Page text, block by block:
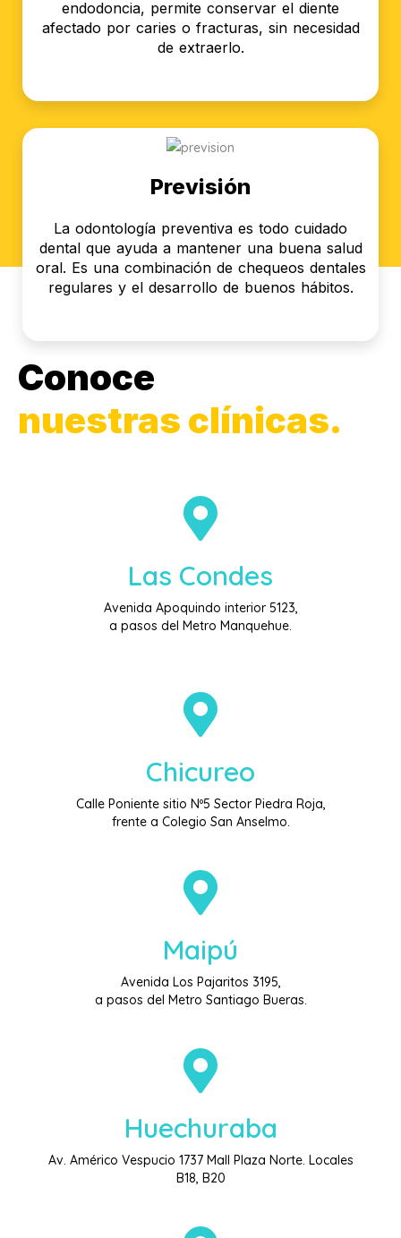
endodoncia, permite conservar el diente
afectado por caries o fracturas, sin necesidad
de extraerlo.
Previsión
La odontología preventiva es todo cuidado
dental que ayuda a mantener una buena salud
oral. Es una combinación de chequeos dentales
regulares y el desarrollo de buenos hábitos.
Conoce
nuestras clínicas.
Las Condes
Avenida Apoquindo interior 5123,
a pasos del Metro Manquehue.
Chicureo
Calle Poniente sitio Nº5 Sector Piedra Roja,
frente a Colegio San Anselmo.
Maipú
Avenida Los Pajaritos 3195,
a pasos del Metro Santiago Bueras.
Huechuraba
Av. Américo Vespucio 1737 Mall Plaza Norte. Locales
B18, B20